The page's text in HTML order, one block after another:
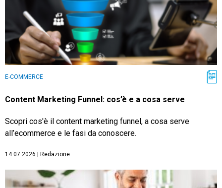
E-COMMERCE
Content Marketing Funnel: cos’è e a cosa serve
Scopri cos'è il content marketing funnel, a cosa serve
all’ecommerce e le fasi da conoscere.
14.07.2026 Redazione